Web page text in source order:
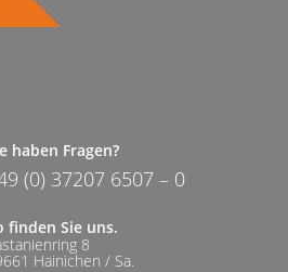
haben Fragen?
(0) 37207 6507 – 0
finden Sie uns.
8
Hainichen / Sa.